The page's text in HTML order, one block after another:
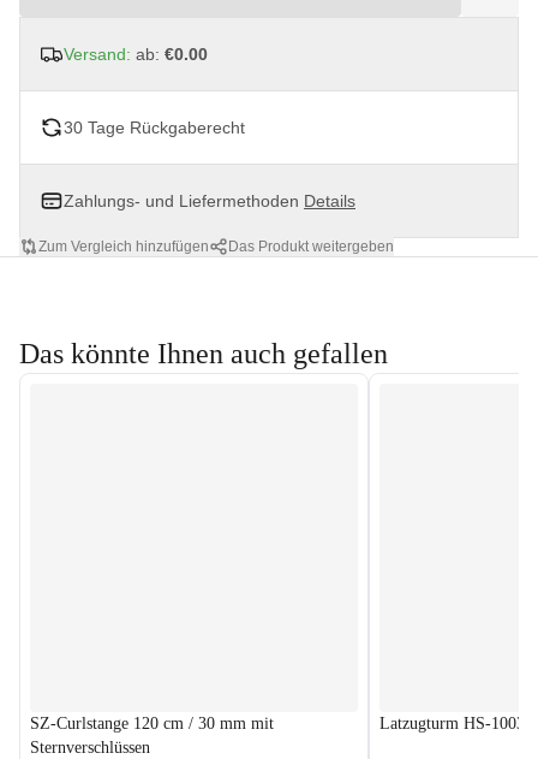
Versand: ab: €0.00
30 Tage Rückgaberecht
Zahlungs- und Liefermethoden Details
Zum Vergleich hinzufügen Das Produkt weitergeben
Das könnte Ihnen auch gefallen
SZ-Curlstange 120 cm / 30 mm mit
Sternverschlüssen
Latzugturm HS-